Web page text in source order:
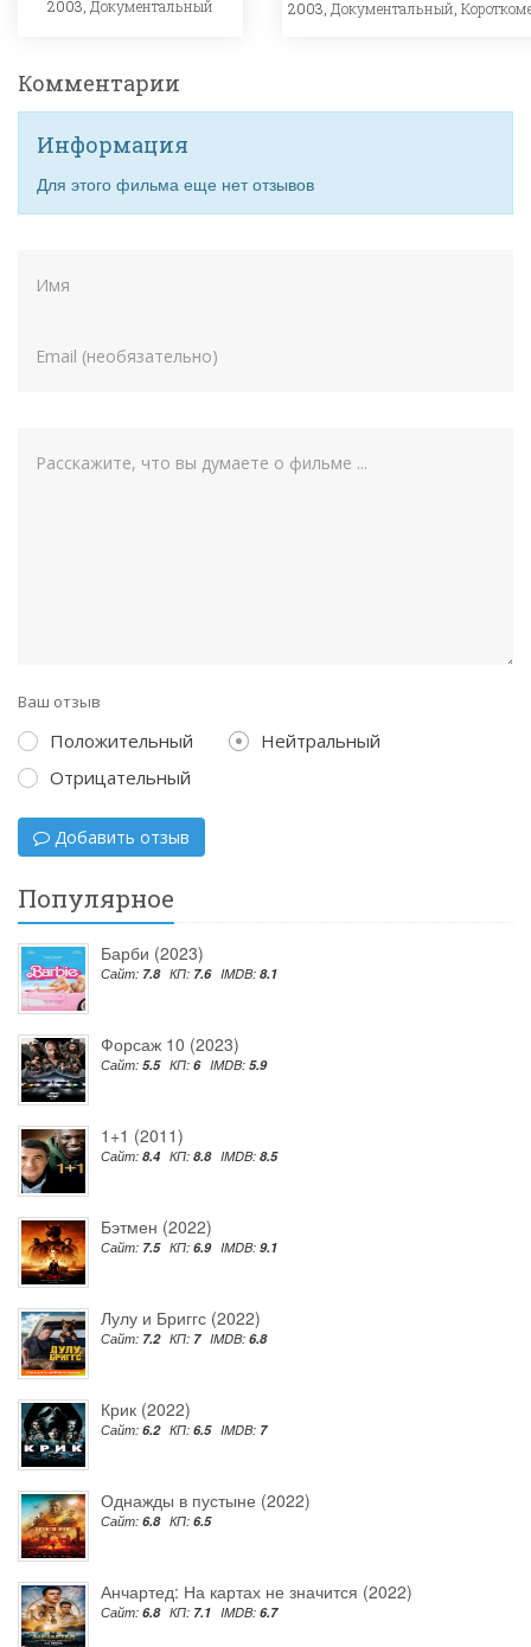
2003, Документальный 2003, Документальный ,
Комментарии
Информация
Для этого фильма еще нет отзывов
Ваш отзыв
Положительный
Нейтральный
Отрицательный
Добавить отзыв
Популярное
Барби (2023)
Сайт: 7.8 КП: 7.6 IMDB: 8.1
Форсаж 10 (2023)
Сайт: 5.5 КП: 6 IMDB: 5.9
1+1 (2011)
Сайт: 8.4 КП: 8.8 IMDB: 8.5
Бэтмен (2022)
Сайт: 7.5 КП: 6.9 IMDB: 9.1
Лулу и Бриггс (2022)
Сайт: 7.2 КП: 7 IMDB: 6.8
Крик (2022)
Сайт: 6.2 КП: 6.5 IMDB: 7
Однажды в пустыне (2022)
Сайт: 6.8 КП: 6.5
Анчартед: На картах не значится (2022)
Сайт: 6.8 КП: 7.1 IMDB: 6.7